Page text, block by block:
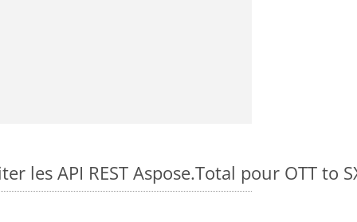
les API REST Aspose.Total pour OTT to